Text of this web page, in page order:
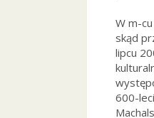
W m-
skąd
lipcu
600-